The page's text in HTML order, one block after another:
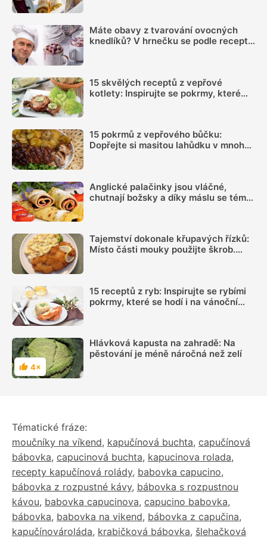
Máte obavy z tvarování ovocných
knedlíků? V hrnečku se podle receptu
15 skvělých receptů z vepřové
kotlety: Inspirujte se pokrmy, které
15 pokrmů z vepřového bůčku:
Dopřejte si masitou lahůdku v mnoha
Anglické palačinky jsou vláčné,
chutnají božsky a díky máslu se téměř
Tajemství dokonale křupavých řízků:
Místo části mouky použijte škrob.
15 receptů z ryb: Inspirujte se rybími
pokrmy, které se hodí i na vánoční
Hodnocení
4×
Hlávková kapusta na zahradě: Na
pěstování je méně náročná než zelí
Tématické fráze:
moučníky na víkend, kapučínová buchta, capučínová
bábovka, capucinová buchta, kapucinova rolada,
recepty kapučínová rolády, babovka capucino,
bábovka z rozpustné kávy, bábovka s rozpustnou
kávou, babovka capucinova, capucino babovka,
bábovka, babovka na vikend, bábovka z capučina,
kapučínovároláda, krabičková bábovka, šlehačková